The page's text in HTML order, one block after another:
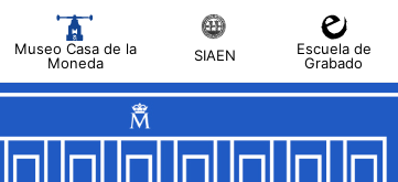
Museo Casa de la
Moneda
SIAEN
Escuela de
Grabado